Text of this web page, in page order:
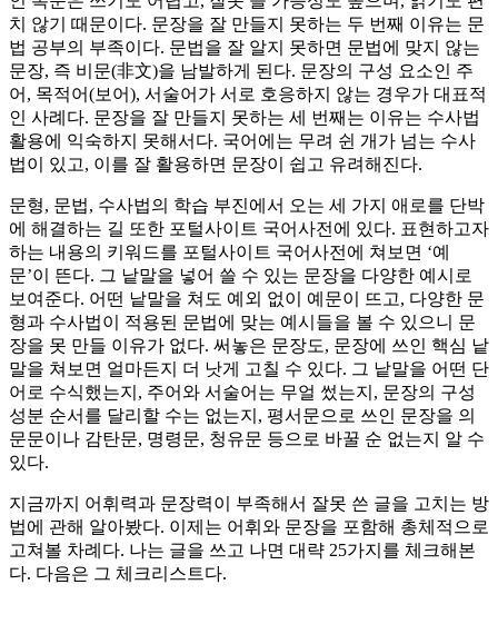
치 않기 때문이다. 문장을 잘 만들지 못하는 두 번째 이유는 문
법 공부의 부족이다. 문법을 잘 알지 못하면 문법에 맞지 않는
문장, 즉 비문(非文)을 남발하게 된다. 문장의 구성 요소인 주
어, 목적어(보어), 서술어가 서로 호응하지 않는 경우가 대표적
인 사례다. 문장을 잘 만들지 못하는 세 번째는 이유는 수사법
활용에 익숙하지 못해서다. 국어에는 무려 쉰 개가 넘는 수사
법이 있고, 이를 잘 활용하면 문장이 쉽고 유려해진다.
문형, 문법, 수사법의 학습 부진에서 오는 세 가지 애로를 단박
에 해결하는 길 또한 포털사이트 국어사전에 있다. 표현하고자
하는 내용의 키워드를 포털사이트 국어사전에 쳐보면 ‘예
문’이 뜬다. 그 낱말을 넣어 쓸 수 있는 문장을 다양한 예시로
보여준다. 어떤 낱말을 쳐도 예외 없이 예문이 뜨고, 다양한 문
형과 수사법이 적용된 문법에 맞는 예시들을 볼 수 있으니 문
장을 못 만들 이유가 없다. 써놓은 문장도, 문장에 쓰인 핵심 낱
말을 쳐보면 얼마든지 더 낫게 고칠 수 있다. 그 낱말을 어떤 단
어로 수식했는지, 주어와 서술어는 무얼 썼는지, 문장의 구성
성분 순서를 달리할 수는 없는지, 평서문으로 쓰인 문장을 의
문문이나 감탄문, 명령문, 청유문 등으로 바꿀 순 없는지 알 수
있다.
지금까지 어휘력과 문장력이 부족해서 잘못 쓴 글을 고치는 방
법에 관해 알아봤다. 이제는 어휘와 문장을 포함해 총체적으로
고쳐볼 차례다. 나는 글을 쓰고 나면 대략 25가지를 체크해본
다. 다음은 그 체크리스트다.